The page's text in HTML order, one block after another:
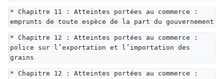
* Chapitre 11 : Atteintes portées au commerce :
emprunts de toute espèce de la part du gouvernement
* Chapitre 12 : Atteintes portées au commerce :
police sur l’exportation et l’importation des
grains
* Chapitre 12 : Atteintes portées au commerce :